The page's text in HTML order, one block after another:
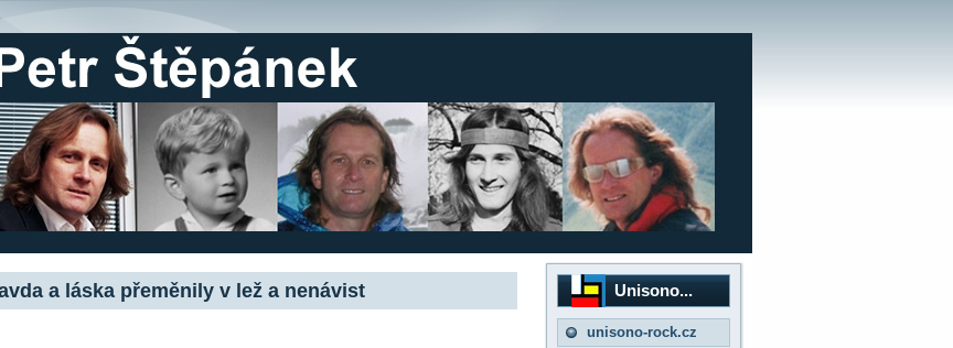
a láska přeměnily v lež a nenávist Unisono...
unisono-rock.cz